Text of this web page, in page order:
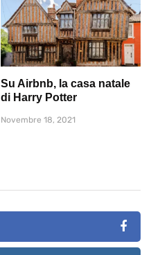
Su Airbnb, la casa natale
di Harry Potter
Novembre 18, 2021